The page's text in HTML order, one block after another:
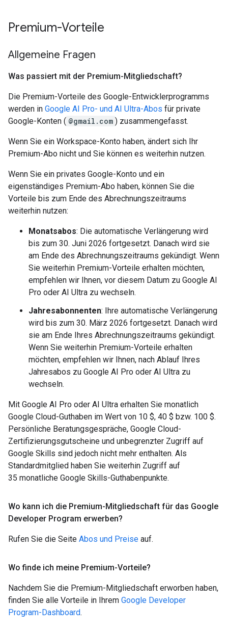
Premium-Vorteile
Allgemeine Fragen
Was passiert mit der Premium-Mitgliedschaft?
Die Premium-Vorteile des Google-Entwicklerprogramms
werden in Google AI Pro- und AI Ultra-Abos für private
Google-Konten ( @gmail.com ) zusammengefasst.
Wenn Sie ein Workspace-Konto haben, ändert sich Ihr
Premium-Abo nicht und Sie können es weiterhin nutzen.
Wenn Sie ein privates Google-Konto und ein
eigenständiges Premium-Abo haben, können Sie die
Vorteile bis zum Ende des Abrechnungszeitraums
weiterhin nutzen:
Monatsabos: Die automatische Verlängerung wird
bis zum 30. Juni 2026 fortgesetzt. Danach wird sie
am Ende des Abrechnungszeitraums gekündigt. Wenn
Sie weiterhin Premium-Vorteile erhalten möchten,
empfehlen wir Ihnen, vor diesem Datum zu Google AI
Pro oder AI Ultra zu wechseln.
Jahresabonnenten: Ihre automatische Verlängerung
wird bis zum 30. März 2026 fortgesetzt. Danach wird
sie am Ende Ihres Abrechnungszeitraums gekündigt.
Wenn Sie weiterhin Premium-Vorteile erhalten
möchten, empfehlen wir Ihnen, nach Ablauf Ihres
Jahresabos zu Google AI Pro oder AI Ultra zu
wechseln.
Mit Google AI Pro oder AI Ultra erhalten Sie monatlich
Google Cloud-Guthaben im Wert von 10 $, 40 $ bzw. 100 $.
Persönliche Beratungsgespräche, Google Cloud-
Zertifizierungsgutscheine und unbegrenzter Zugriff auf
Google Skills sind jedoch nicht mehr enthalten. Als
Standardmitglied haben Sie weiterhin Zugriff auf
35 monatliche Google Skills-Guthabenpunkte.
Wo kann ich die Premium-Mitgliedschaft für das Google
Developer Program erwerben?
Rufen Sie die Seite Abos und Preise auf.
Wo finde ich meine Premium-Vorteile?
Nachdem Sie die Premium-Mitgliedschaft erworben haben,
finden Sie alle Vorteile in Ihrem Google Developer
Program-Dashboard.